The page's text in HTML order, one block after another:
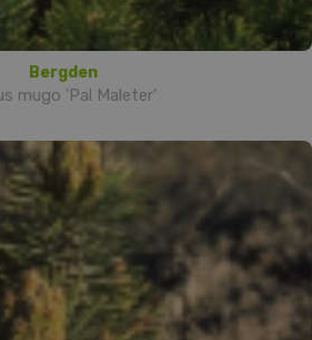
Bergden
mugo 'Pal Maleter'